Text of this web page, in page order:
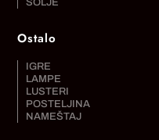
ŠOLJE
Ostalo
IGRE
LAMPE
LUSTERI
POSTELJINA
NAMEŠTAJ